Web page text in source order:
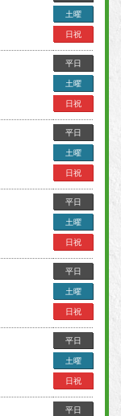
土曜
日祝
平日
土曜
日祝
平日
土曜
日祝
平日
土曜
日祝
平日
土曜
日祝
平日
土曜
日祝
平日